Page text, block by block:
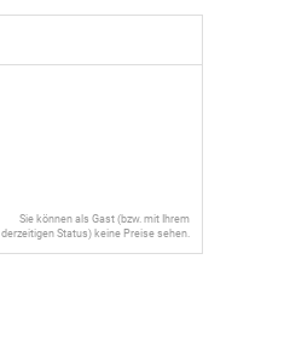
Sie können als Gast (bzw. mit Ihrem
derzeitigen Status) keine Preise sehen.